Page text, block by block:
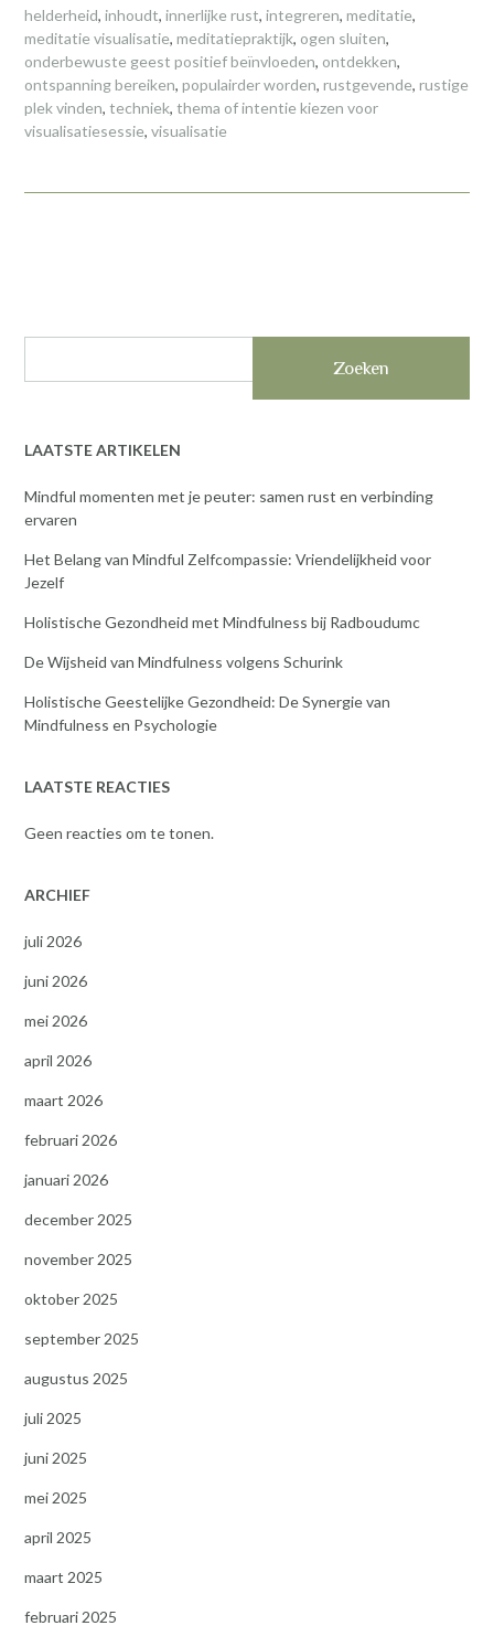
helderheid, inhoudt, innerlijke rust, integreren, meditatie,
meditatie visualisatie, meditatiepraktijk, ogen sluiten,
onderbewuste geest positief beïnvloeden, ontdekken,
ontspanning bereiken, populairder worden, rustgevende, rustige
plek vinden, techniek, thema of intentie kiezen voor
visualisatiesessie, visualisatie
Zoeken
LAATSTE ARTIKELEN
Mindful momenten met je peuter: samen rust en verbinding
ervaren
Het Belang van Mindful Zelfcompassie: Vriendelijkheid voor
Jezelf
Holistische Gezondheid met Mindfulness bij Radboudumc
De Wijsheid van Mindfulness volgens Schurink
Holistische Geestelijke Gezondheid: De Synergie van
Mindfulness en Psychologie
LAATSTE REACTIES
Geen reacties om te tonen.
ARCHIEF
juli 2026
juni 2026
mei 2026
april 2026
maart 2026
februari 2026
januari 2026
december 2025
november 2025
oktober 2025
september 2025
augustus 2025
juli 2025
juni 2025
mei 2025
april 2025
maart 2025
februari 2025